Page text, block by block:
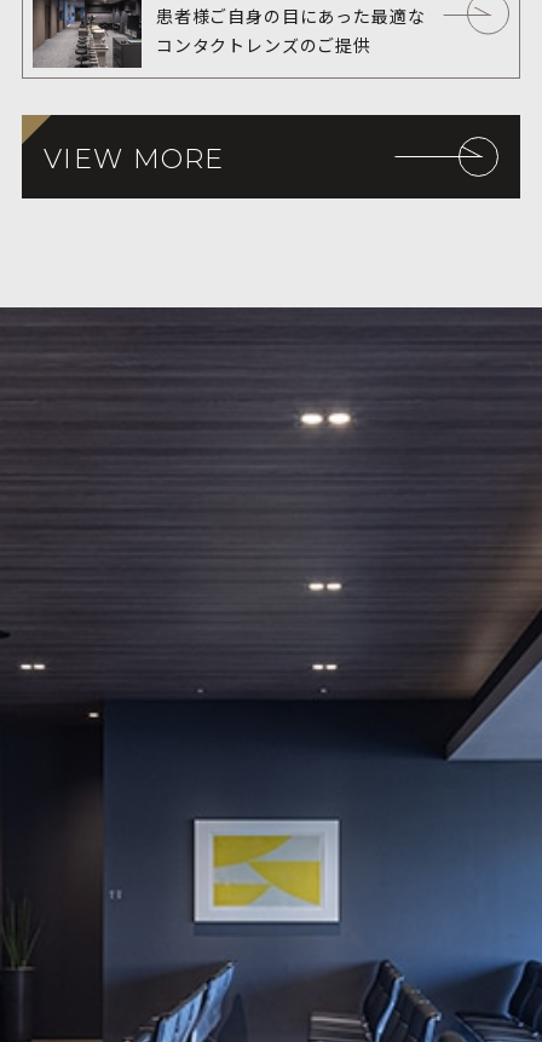
り、40歳以上の成人では20人に1
人が緑内障であり、身近な疾患で
あることがわかります。
患者様ご自身の目にあった最適な
コンタクトレンズのご提供
VIEW MORE